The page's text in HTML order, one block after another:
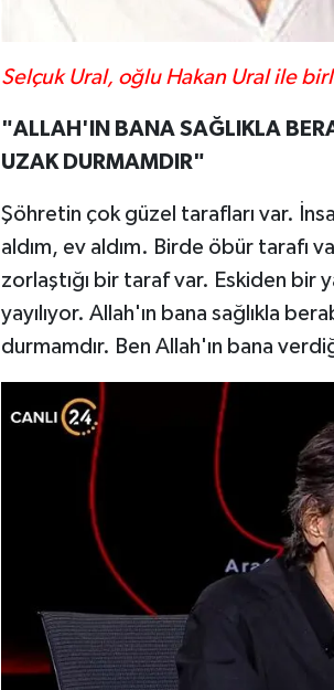
Selçuk Ural, oğlu Hakan Ural ile
"ALLAH'IN BANA SAĞLIKLA
UZAK DURMAMDIR"
Şöhretin çok güzel tarafları var.
aldım, ev aldım. Birde öbür tarafı
zorlaştığı bir taraf var. Eskiden bir
yayılıyor. Allah'ın bana sağlıkla
durmamdır. Ben Allah'ın bana